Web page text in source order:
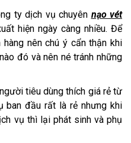
ty dịch vụ chuyên nạo vét
hiện ngày càng nhiều. Để
nên chú ý cẩn thận khi
đó và nên né tránh những
tiêu dùng thích giá rẻ từ
ban đầu rất là rẻ nhưng khi
vụ thì lại phát sinh và phụ